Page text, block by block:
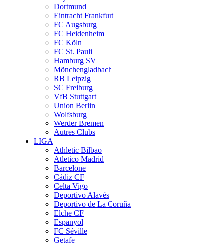
Dortmund
Eintracht Frankfurt
FC Augsburg
FC Heidenheim
FC Köln
FC St. Pauli
Hamburg SV
Mönchengladbach
RB Leipzig
SC Freiburg
VfB Stuttgart
Union Berlin
Wolfsburg
Werder Bremen
Autres Clubs
LIGA
Athletic Bilbao
Atletico Madrid
Barcelone
Cádiz CF
Celta Vigo
Deportivo Alavés
Deportivo de La Coruña
Elche CF
Espanyol
FC Séville
Getafe